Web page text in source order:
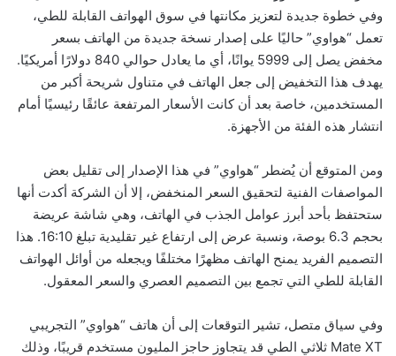
وفي خطوة جديدة لتعزيز مكانتها في سوق الهواتف القابلة للطي،
تعمل “هواوي” حاليًا على إصدار نسخة جديدة من الهاتف بسعر
مخفض يصل إلى 5999 يوانًا، أي ما يعادل حوالي 840 دولارًا أمريكيًا.
يهدف هذا التخفيض إلى جعل الهاتف في متناول شريحة أكبر من
المستخدمين، خاصة بعد أن كانت الأسعار المرتفعة عائقًا رئيسيًا أمام
انتشار هذه الفئة من الأجهزة.
ومن المتوقع أن يُضطر “هواوي” في هذا الإصدار إلى تقليل بعض
المواصفات الفنية لتحقيق السعر المنخفض، إلا أن الشركة أكدت أنها
ستحتفظ بأحد أبرز عوامل الجذب في الهاتف، وهي شاشة عريضة
بحجم 6.3 بوصة، ونسبة عرض إلى ارتفاع غير تقليدية تبلغ 16:10. هذا
التصميم الفريد يمنح الهاتف مظهرًا مختلفًا ويجعله من أوائل الهواتف
القابلة للطي التي تجمع بين التصميم العصري والسعر المعقول.
وفي سياق متصل، تشير التوقعات إلى أن هاتف “هواوي” التجريبي
Mate XT ثلاثي الطي قد يتجاوز حاجز المليون مستخدم قريبًا، وذلك